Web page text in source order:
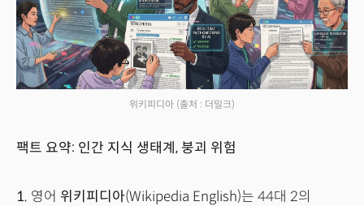
위키피디아 (출처 : 더밀크)
팩트 요약: 인간 지식 생태계, 붕괴 위험
1. 영어 위키피디아(Wikipedia English)는 44대 2의